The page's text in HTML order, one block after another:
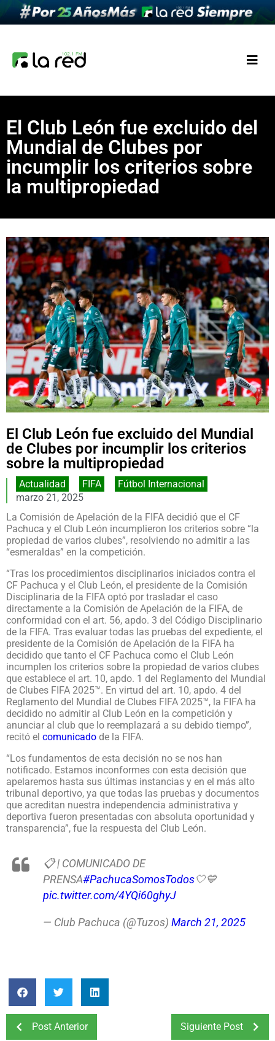
El Club León fue excluido del
Mundial de Clubes por
incumplir los criterios sobre
la multipropiedad
El Club León fue excluido del Mundial
de Clubes por incumplir los criterios
sobre la multipropiedad
Actualidad FIFA
Fútbol Internacional
marzo 21, 2025
La Comisión de Apelación de la FIFA decidió que el CF
Pachuca y el Club León incumplieron los criterios sobre “la
propiedad de varios clubes”, resolviendo no admitir a las
“esmeraldas” en la competición.
“Tras los procedimientos disciplinarios iniciados contra el
CF Pachuca y el Club León, el presidente de la Comisión
Disciplinaria de la FIFA optó por trasladar el caso
directamente a la Comisión de Apelación de la FIFA, de
conformidad con el art. 56, apdo. 3 del Código Disciplinario
de la FIFA. Tras evaluar todas las pruebas del expediente, el
presidente de la Comisión de Apelación de la FIFA ha
decidido que tanto el CF Pachuca como el Club León
incumplen los criterios sobre la propiedad de varios clubes
que establece el art. 10, apdo. 1 del Reglamento del Mundial
de Clubes FIFA 2025™. En virtud del art. 10, apdo. 4 del
Reglamento del Mundial de Clubes FIFA 2025™, la FIFA ha
decidido no admitir al Club León en la competición y
anunciar al club que lo reemplazará a su debido tiempo”,
recitó el comunicado de la FIFA.
“Los fundamentos de esta decisión no se nos han
notificado. Estamos inconformes con esta decisión que
apelaremos hasta sus últimas instancias y en el más alto
tribunal deportivo, ya que todas las pruebas y documentos
que acreditan nuestra independencia administrativa y
deportiva fueron presentadas con absoluta oportunidad y
transparencia”, fue la respuesta del Club León.
📋 | COMUNICADO DE
PRENSA#PachucaSomosTodos🤍💙
pic.twitter.com/4YQi60ghyJ
— Club Pachuca (@Tuzos) March 21, 2025
Post Anterior Siguiente Post